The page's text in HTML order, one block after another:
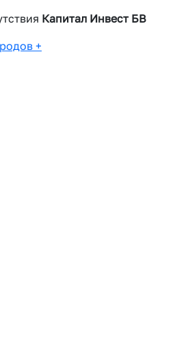
Капитал Инвест БВ
+